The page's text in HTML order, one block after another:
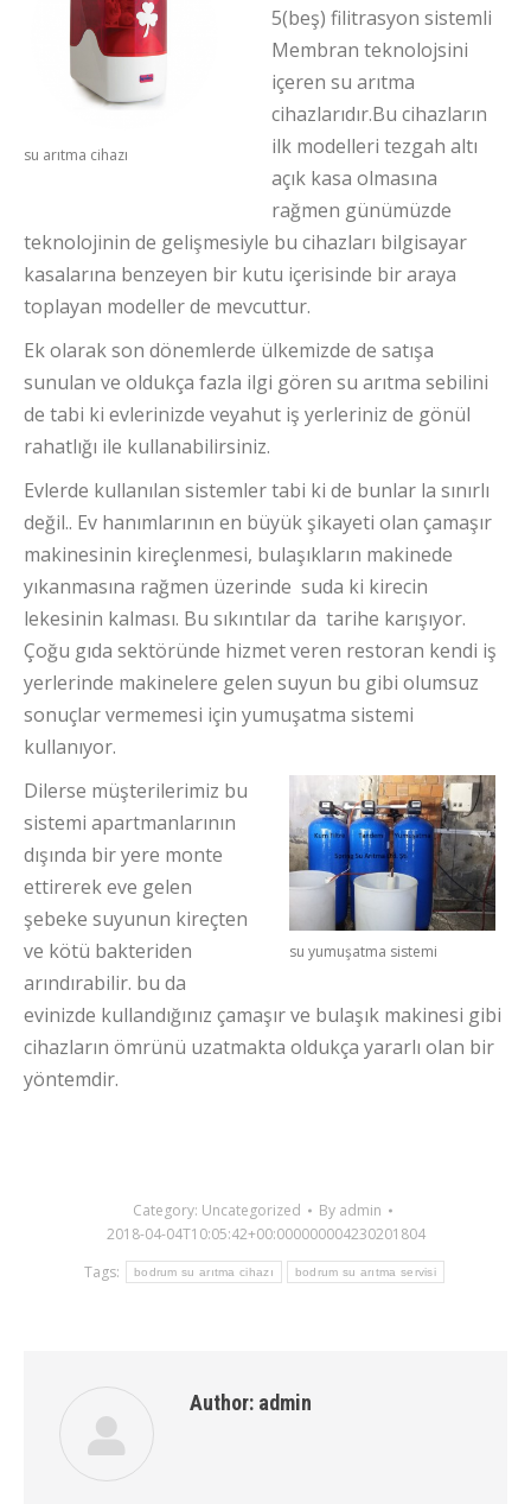
su arıtma cihazı
5(beş) filitrasyon sistemli
Membran teknolojsini
içeren su arıtma
cihazlarıdır.Bu cihazların
ilk modelleri tezgah altı
açık kasa olmasına
rağmen günümüzde
teknolojinin de gelişmesiyle bu cihazları bilgisayar
kasalarına benzeyen bir kutu içerisinde bir araya
toplayan modeller de mevcuttur.
Ek olarak son dönemlerde ülkemizde de satışa
sunulan ve oldukça fazla ilgi gören su arıtma sebilini
de tabi ki evlerinizde veyahut iş yerleriniz de gönül
rahatlığı ile kullanabilirsiniz.
Evlerde kullanılan sistemler tabi ki de bunlar la sınırlı
değil.. Ev hanımlarının en büyük şikayeti olan çamaşır
makinesinin kireçlenmesi, bulaşıkların makinede
yıkanmasına rağmen üzerinde suda ki kirecin
lekesinin kalması. Bu sıkıntılar da tarihe karışıyor.
Çoğu gıda sektöründe hizmet veren restoran kendi iş
yerlerinde makinelere gelen suyun bu gibi olumsuz
sonuçlar vermemesi için yumuşatma sistemi
kullanıyor.
su yumuşatma sistemi
Dilerse müşterilerimiz bu
sistemi apartmanlarının
dışında bir yere monte
ettirerek eve gelen
şebeke suyunun kireçten
ve kötü bakteriden
arındırabilir. bu da
evinizde kullandığınız çamaşır ve bulaşık makinesi gibi
cihazların ömrünü uzatmakta oldukça yararlı olan bir
yöntemdir.
Category: Uncategorized By admin
2018-04-04T10:05:42+00:000000004230201804
Tags:
bodrum su arıtma cihazı bodrum su arıtma servisi
Author: admin